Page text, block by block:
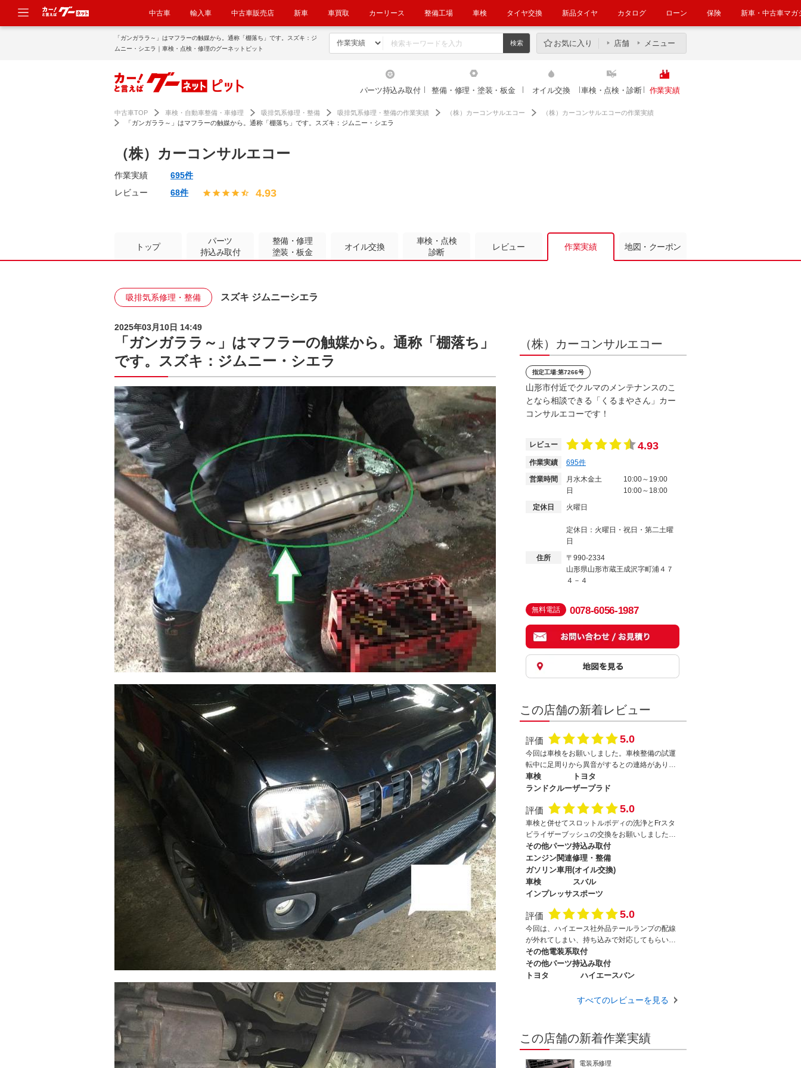
中古車 輸入車 中古車販売店 新車 車買取 カーリース 整備工場 車検 タイヤ交換 新品タイヤ カタログ ローン 保険 新車・中古車マガ
「ガンガララ～」はマフラーの触媒から。通称「棚落ち」です。スズキ：ジ
ムニー・シエラ｜車検・点検・修理のグーネットピット
お気に入り 店舗 メニュー
パーツ持込み取付 整備・修理・塗装・板金 オイル交換 車検・点検・診断 作業実績
中古車TOP 車検・自動車整備・車修理 吸排気系修理・整備 吸排気系修理・整備の作業実績 （株）カーコンサルエコー
（株）カーコンサルエコーの作業実績
「ガンガララ～」はマフラーの触媒から。通称「棚落ち」です。スズキ：ジムニー・シエラ
（株）カーコンサルエコー
作業実績
695件
レビュー
68件 4.93
トップ
パーツ
持込み取付
整備・修理
塗装・板金
オイル交換
車検・点検
診断
レビュー 作業実績 地図・クーポン
吸排気系修理・整備 スズキ ジムニーシエラ
2025年03月10日 14:49
「ガンガララ～」はマフラーの触媒から。通称「棚落ち」
です。スズキ：ジムニー・シエラ
（株）カーコンサルエコー
指定工場:第7266号
山形市付近でクルマのメンテナンスのこ
となら相談できる「くるまやさん」カー
コンサルエコーです！
レビュー 4.93
作業実績 695件
営業時間
月水木金土
10:00～19:00
日
10:00～18:00
定休日
火曜日
定休日：火曜日・祝日・第二土曜
日
住所
〒990-2334
山形県山形市蔵王成沢字町浦４７
４－４
無料電話 0078-6056-1987
この店舗の新着レビュー
評価 5.0
今回は車検をお願いしました。車検整備の試運
転中に足周りから異音がするとの連絡があり、
原因としてはショックアブソーバーのナットが
緩んでおり、その隙間から金属音がしていると
ており進行すれば最悪の場合ショックアブソー
バーの切断及び交換が必要になる可能性があり
ました。今回は潤滑剤を塗布して頂きナットを
締め上げて作業出来たとの事で一安心。随時作
業内容を画像付きで詳しく説明して頂いたので
非常に分かり易かったです。個人的な意見です
が、自動車整備士はドクターだと思っていま
す。こちらの工場さんは名医揃いですね。自分
て運転したいですからね。次回も何かあれば宜
しくお願いします。
車検
トヨタ
ランドクルーザープラド
評価 5.0
車検と併せてスロットルボディの洗浄とFrスタ
ビライザーブッシュの交換をお願いしました。
いつもながら親切丁寧に対応して頂き、作業も
文句なし！お値段以上ですね。費用も予想より
安く済みました(^_^)v
その他パーツ持込み取付
エンジン関連修理・整備
ガソリン車用(オイル交換)
車検
スバル
インプレッサスポーツ
評価 5.0
今回は、ハイエース社外品テールランプの配線
が外れてしまい、持ち込みで対応してもらいま
した。他の業者では対応できず断られてしま
い、カーコンサルエコーさんではこころよく受
け入れてくれました。対応も丁寧かつ迅速で2日
清掃や、電装系の説明を丁寧に教えていただ
その他電装系取付
その他パーツ持込み取付
トヨタ
ハイエースバン
すべてのレビューを見る
この店舗の新着作業実績
電装系修理